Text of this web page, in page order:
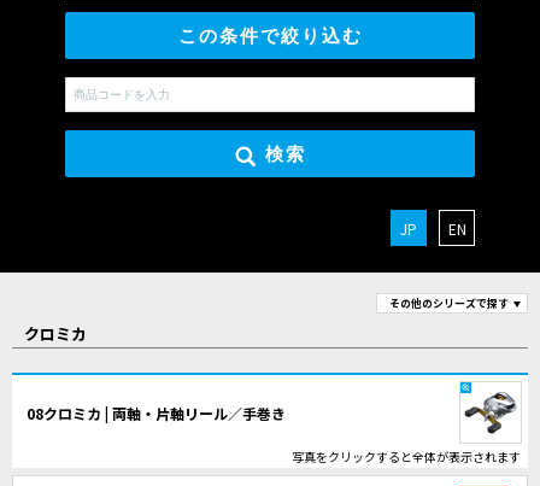
この条件で絞り込む
検索
JP EN
その他のシリーズで探す
クロミカ
08クロミカ | 両軸・片軸リール／手巻き
写真をクリックすると全体が表示されます